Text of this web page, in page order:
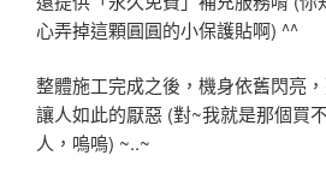
心弄掉這顆圓圓的小保護貼啊) ^^
整體施工完成之後，機身依舊閃亮
讓人如此的厭惡 (對~我就是那個買
人，嗚嗚) ~..~